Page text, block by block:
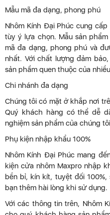
Mẫu mã đa dạng, phong phú
Nhôm Kính Đại Phúc cung
tùy ý lựa chọn. Mẫu sản
mã đa dạng, phong phú và
nhất. Với chất lượng đảm
sản phẩm quen thuộc của
Chi nhánh đa dạng
Chúng tôi có mặt ở khắp nơi
Quý khách hàng có thể dễ
nghiệm sản phẩm của chúng
Phụ kiện nhập khẩu 100%
Nhôm Kính Đại Phúc mang
kiện cửa nhôm Maxpro nhập
bền bỉ, kín kít, tuyệt đối
bạn thêm hài lòng khi sử dụng.
Với các thông tin trên, Nhôm